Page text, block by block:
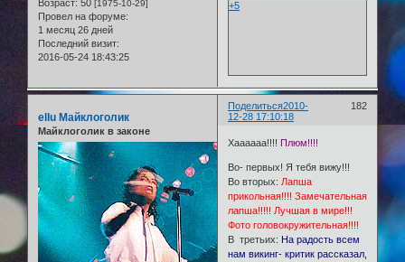
Возраст: 50 [1975-10-29]
Провел на форуме:
1 месяц 26 дней
Последний визит:
2016-05-24 18:43:25
+5
Поделиться 182
2010-
12-28 17:10:18
ellu Майклоголик
Майклоголик в законе
Хаааааа!!!! Плюм!!!!
Во- первых! Я тебя вижу!!!
Во вторых:Лапша
прикольная!!!! Замечательная
лапша!!!!! Лучшая в мире!!!
Фото головокружительная!!!!
В третьих: На радость всем
нам викинг- критик рассказал,